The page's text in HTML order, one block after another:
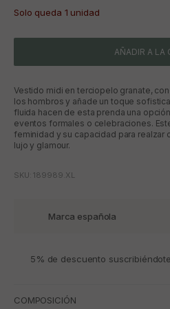
Solo queda 1 unidad
AÑADIR A LA
Vestido midi en terciopelo granate,
los hombros y añade un toque
fluida hacen de esta prenda una
eventos formales o celebraciones.
feminidad y su capacidad para realzar
lujo y glamour.
SKU: 189989.XL
Marca española
5% de descuento
COMPOSICIÓN